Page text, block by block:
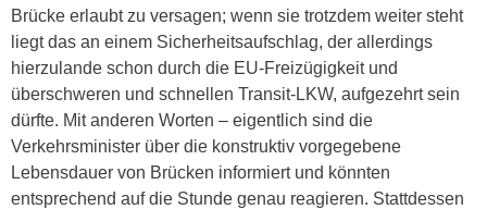
Brücke erlaubt zu versagen; wenn sie trotzdem weiter steht
liegt das an einem Sicherheitsaufschlag, der allerdings
hierzulande schon durch die EU-Freizügigkeit und
überschweren und schnellen Transit-LKW, aufgezehrt sein
dürfte. Mit anderen Worten – eigentlich sind die
Verkehrsminister über die konstruktiv vorgegebene
Lebensdauer von Brücken informiert und könnten
entsprechend auf die Stunde genau reagieren. Stattdessen